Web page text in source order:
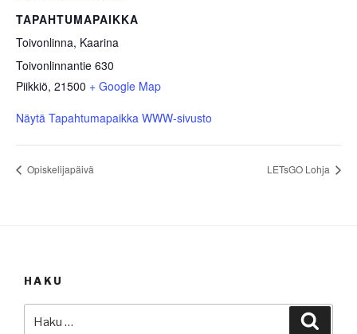
TAPAHTUMAPAIKKA
Toivonlinna, Kaarina
Toivonlinnantie 630
Piikkiö, 21500 + Google Map
Näytä Tapahtumapaikka WWW-sivusto
Opiskelijapäivä LETsGO Lohja
HAKU